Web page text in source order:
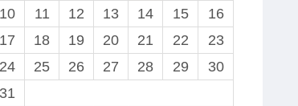
10
11 12 13 14 15
16
17
18 19 20 21 22
23
24
25 26 27 28 29
30
31